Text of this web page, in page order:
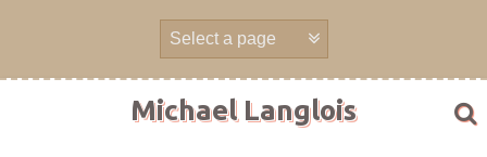
Michael Langlois